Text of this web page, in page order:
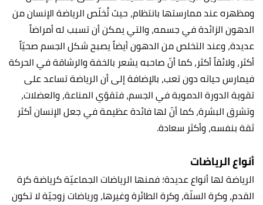
ومظهره عند ممارستها بانتظام، حيث تُخلّص الرياضة الإنسان من
الدهون الزائدة في جسمه، والتي يمكن أن تسبب له أمراضاً
عديدة، وعند التخلص من الدهون أيضاً يصبح شكل الجسم صحيّاً
أكثر، ولائقاً أكثر، كما أنّ صاحبه يشعر بالخفة والرشاقة في الحركة
فيمارس حياته دون تعب، بالإضافة إلى أن الرياضة تساعد على
تقوية الدورة الدموية في الجسم، فتقوّي المناعة، والعضلات،
وتشرق البشرة، كما أنّ لها فائدة عظيمة في جعل الإنسان أكثر
ثقة بنفسه، وأكثر سعادة.
أنواع الرياضات
الرياضة لها أنواع عديدة؛ فمنها الرياضات الجماعيّة كرياضة كرة
القدم، وكرة السلّة، وكرة الطائرة وغيرها، ورياضات زوجيّة لا تكون